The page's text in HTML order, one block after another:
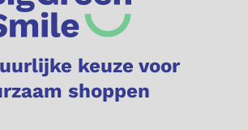
keuze voor
shoppen